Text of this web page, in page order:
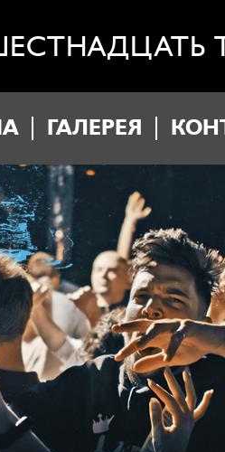
ГАЛЕРЕЯ